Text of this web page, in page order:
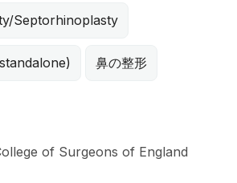
Septorhinoplasty
鼻の整形
of Surgeons of England